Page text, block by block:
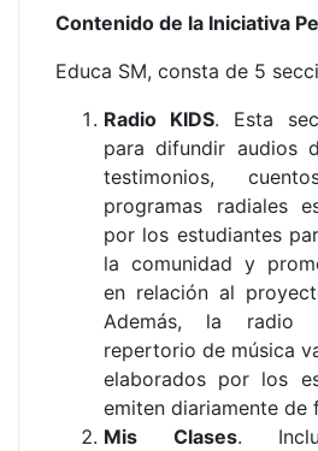
Contenido de la Iniciativa
Educa SM, consta de 5
Radio KIDS. Esta
para difundir audios
testimonios,
programas radiales
por los estudiantes
la comunidad y
en relación al
Además, la radio
repertorio de música
elaborados por los
emiten diariamente de
Mis Clases.